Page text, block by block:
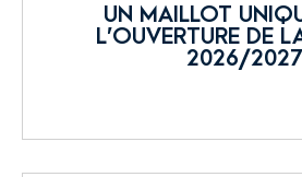
UN MAILLOT
L’OUVERTURE DE
2026/2027